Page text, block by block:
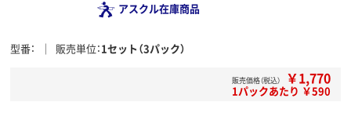
アスクル在庫商品
型番 販売単位 1セット（3パック）
販売価格（税込） ￥1,770
1パックあたり ￥590